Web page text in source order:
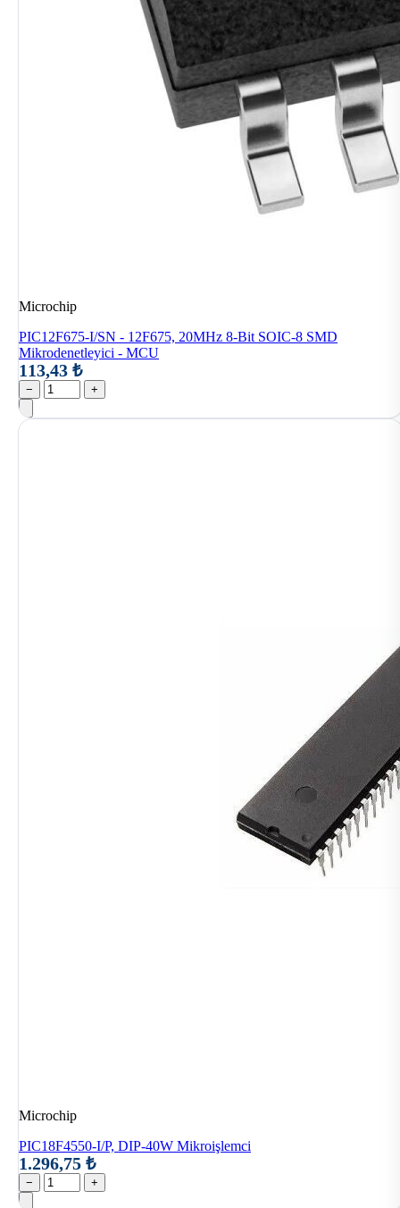
Microchip
PIC12F675-I/SN - 12F675, 20MHz 8-Bit SOIC-8 SMD
Mikrodenetleyici - MCU
113,43 ₺
− +
Microchip
PIC18F4550-I/P, DIP-40W Mikroişlemci
1.296,75 ₺
− +